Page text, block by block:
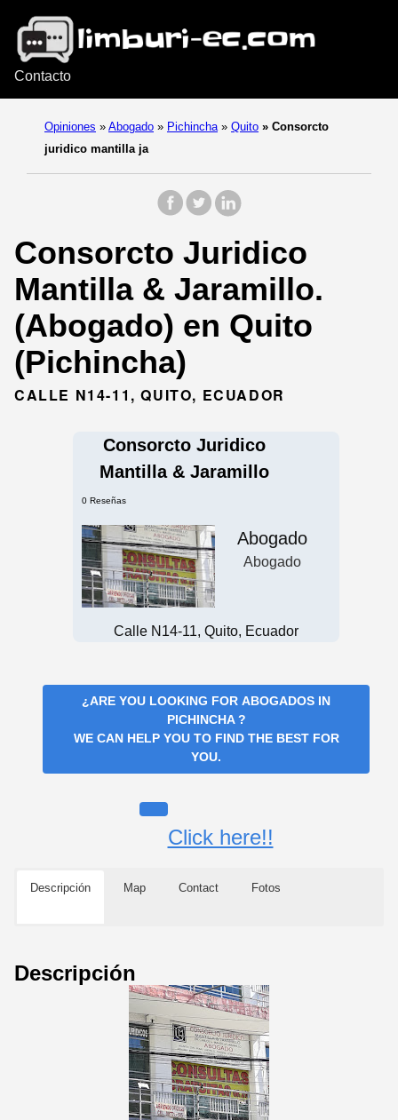
Contacto
Opiniones » Abogado » Pichincha » Quito » Consorcto
juridico mantilla ja
Consorcto Juridico
Mantilla & Jaramillo.
(Abogado) en Quito
(Pichincha)
CALLE N14-11, QUITO, ECUADOR
Consorcto Juridico
Mantilla & Jaramillo
0 Reseñas
Abogado
Abogado
Calle N14-11, Quito, Ecuador
¿ARE YOU LOOKING FOR ABOGADOS IN
PICHINCHA?
WE CAN HELP YOU TO FIND THE BEST FOR
YOU.
Click here!!
Descripción Map Contact Fotos
Descripción